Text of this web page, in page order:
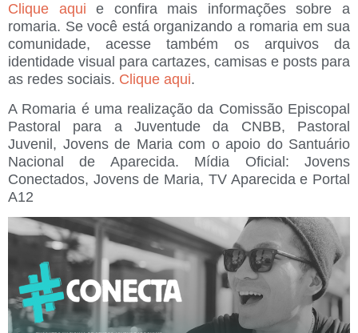
Clique aqui e confira mais informações sobre a
romaria. Se você está organizando a romaria em sua
comunidade, acesse também os arquivos da
identidade visual para cartazes, camisas e posts para
as redes sociais. Clique aqui.
A Romaria é uma realização da Comissão Episcopal
Pastoral para a Juventude da CNBB, Pastoral
Juvenil, Jovens de Maria com o apoio do Santuário
Nacional de Aparecida. Mídia Oficial: Jovens
Conectados, Jovens de Maria, TV Aparecida e Portal
A12